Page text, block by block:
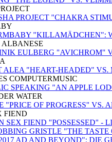
PROJECT "CHAKRA
"KILLAMÄDCHEN":
ALBANESE
EULBERG "AVICHROM"
ALEA "HEART-HEADED"
COMPUTERMUSIC
SPEAKING "AN APPLE
WATER
"PRICE OF PROGRESS" VS.
FIEND
SEX FIEND "POSSESSED" -
GRISTLE "THE
AD AND BEYOND": DIE